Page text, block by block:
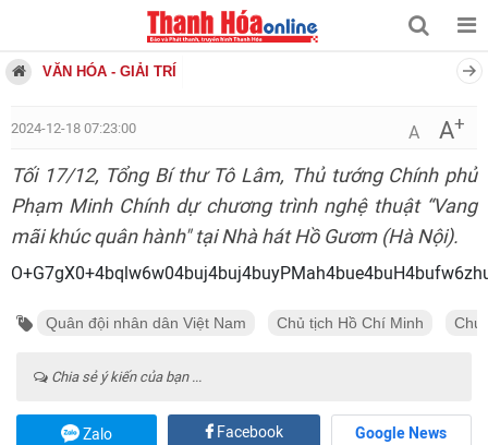
VĂN HÓA - GIẢI TRÍ
2024-12-18 07:23:00 A A+
Tối 17/12, Tổng Bí thư Tô Lâm, Thủ tướng Chính phủ
Phạm Minh Chính dự chương trình nghệ thuật “Vang
mãi khúc quân hành" tại Nhà hát Hồ Gươm (Hà Nội).
Quân đội nhân dân Việt Nam Chủ tịch Hồ Chí Minh
Chia sẻ ý kiến của bạn ...
Zalo Facebook Google News